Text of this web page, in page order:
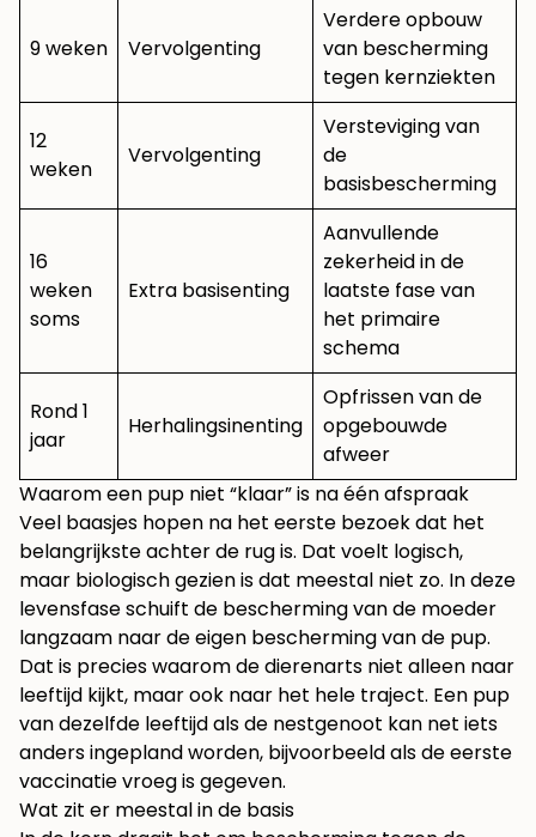
9 weken Vervolgenting
Verdere opbouw
van bescherming
tegen kernziekten
12
weken
Vervolgenting
Versteviging van
de
basisbescherming
16
weken
soms
Extra basisenting
Aanvullende
zekerheid in de
laatste fase van
het primaire
schema
Rond 1
jaar
Herhalingsinenting
Opfrissen van de
opgebouwde
afweer
Waarom een pup niet “klaar” is na één afspraak
Veel baasjes hopen na het eerste bezoek dat het
belangrijkste achter de rug is. Dat voelt logisch,
maar biologisch gezien is dat meestal niet zo. In deze
levensfase schuift de bescherming van de moeder
langzaam naar de eigen bescherming van de pup.
Dat is precies waarom de dierenarts niet alleen naar
leeftijd kijkt, maar ook naar het hele traject. Een pup
van dezelfde leeftijd als de nestgenoot kan net iets
anders ingepland worden, bijvoorbeeld als de eerste
vaccinatie vroeg is gegeven.
Wat zit er meestal in de basis